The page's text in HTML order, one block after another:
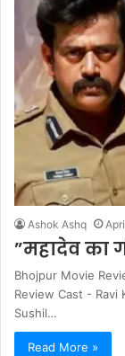
Ashok Ashq
”महादेव का
Bhojpur Movie
Review Cast - Ravi
Sushil…
Read More »